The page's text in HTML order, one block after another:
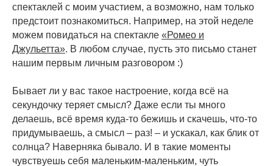
спектаклей с моим участием, а возможно, нам только
предстоит познакомиться. Например, на этой неделе
можем повидаться на спектакле «Ромео и
Джульетта». В любом случае, пусть это письмо станет
нашим первым личным разговором :)
Бывает ли у вас такое настроение, когда всё на
секундочку теряет смысл? Даже если ты много
делаешь, всё время куда-то бежишь и скачешь, что-то
придумываешь, а смысл – раз! – и ускакал, как блик от
солнца? Наверняка бывало. И в такие моменты
чувствуешь себя маленьким-маленьким, чуть